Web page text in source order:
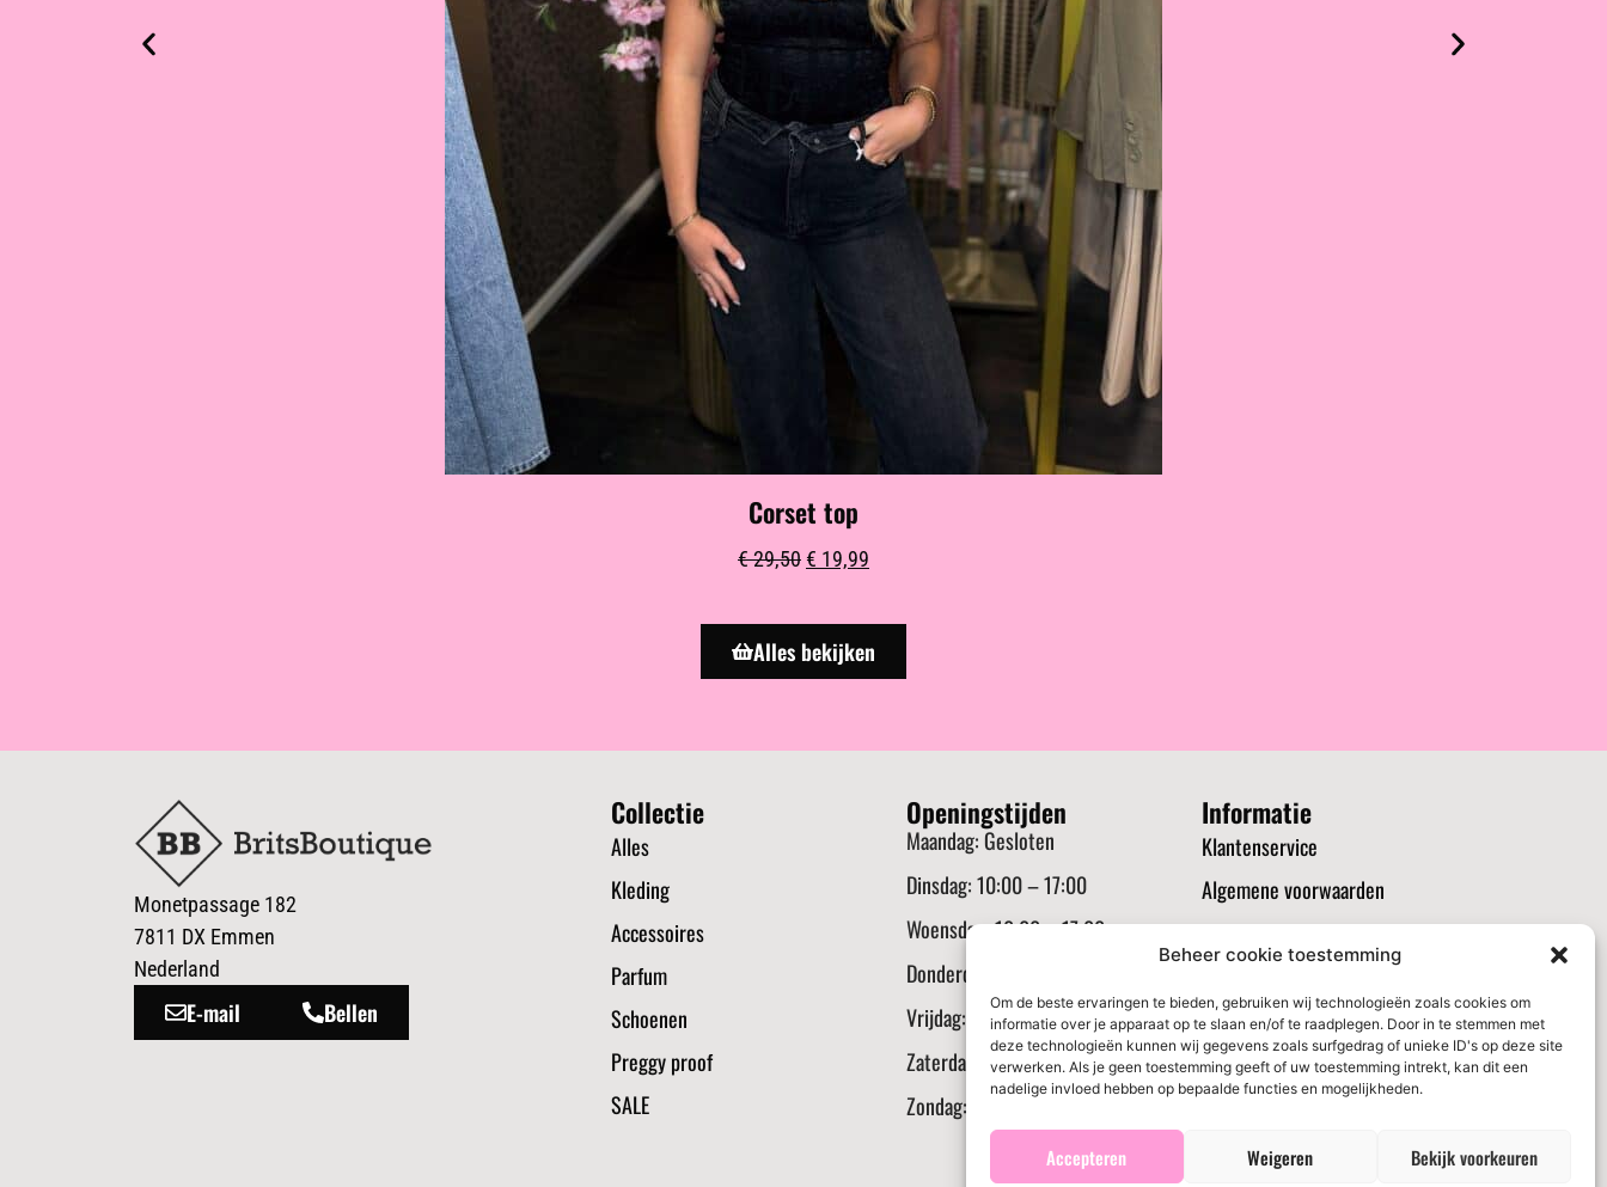
Beheer cookie toestemming
Om de beste ervaringen te bieden, gebruiken wij technologieën zoals cookies om
informatie over je apparaat op te slaan en/of te raadplegen. Door in te stemmen met
deze technologieën kunnen wij gegevens zoals surfgedrag of unieke ID's op deze site
verwerken. Als je geen toestemming geeft of uw toestemming intrekt, kan dit een
nadelige invloed hebben op bepaalde functies en mogelijkheden.
Accepteren Weigeren Bekijk voorkeuren
Corset top
€29,50 € 19,99
Alles bekijken
Monetpassage 182
7811 DX Emmen
Nederland
E-mail Bellen
Collectie
Alles
Kleding
Accessoires
Parfum
Schoenen
Preggy proof
SALE
Openingstijden
Maandag: Gesloten
Dinsdag: 10:00 – 17:00
Woensdag: 10:00 – 17:00
Donderdag: 10:00 – 21:00
Vrijdag: 10:00 – 17:00
Zaterdag: 10:00 – 17:00
Zondag: Gesloten
Informatie
Klantenservice
Algemene voorwaarden
Verzenden en routerneren
Cookiebeleid (EU)